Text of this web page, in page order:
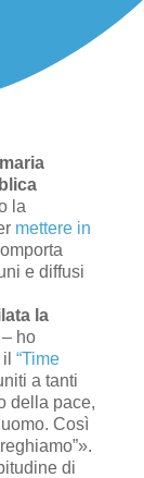
la
mettere in
e diffusi
la
ho
“Time
a tanti
della pace,
Così
di